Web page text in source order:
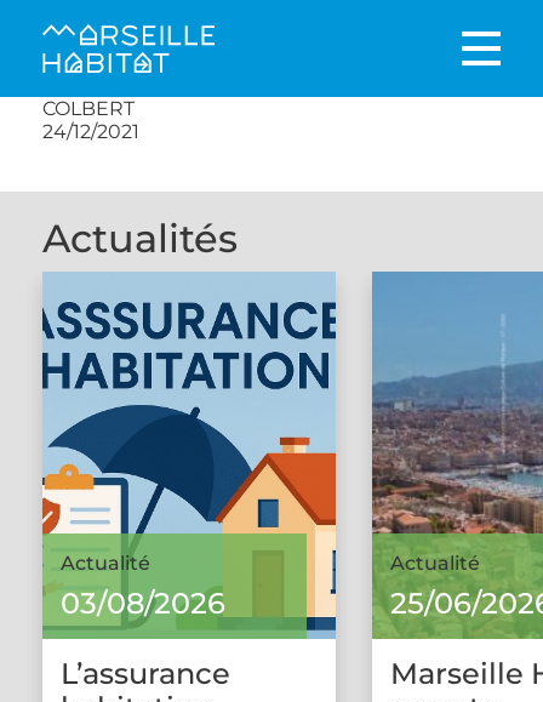
COLBERT
24/12/2021
Actualités
Actualité
03/08/2026
L’assurance
Actualité
25/06/
Marseille